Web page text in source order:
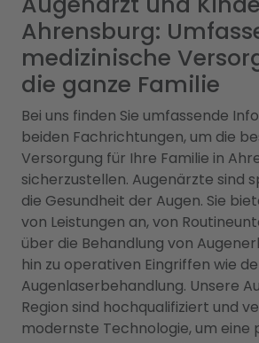
Ahrensburg:
medizinische
die ganze Familie
Bei uns finden Sie umfassende
beiden Fachrichtungen, um die
Versorgung für Ihre Familie in
sicherzustellen. Augenärzte sind
die Gesundheit der Augen. Sie
von Leistungen an, von
über die Behandlung von
hin zu operativen Eingriffen wie
Augenlaserbehandlung. Unsere
Region sind hochqualifiziert und
modernste Technologie, um eine